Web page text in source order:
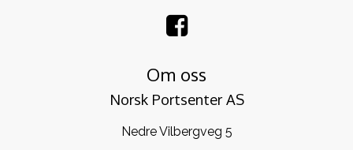
Om oss
Norsk Portsenter AS
Nedre Vilbergveg 5